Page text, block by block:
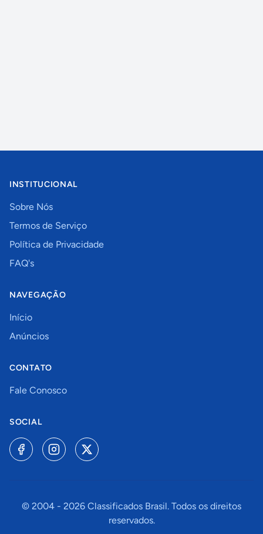
INSTITUCIONAL
Sobre Nós
Termos de Serviço
Política de Privacidade
FAQ's
NAVEGAÇÃO
Início
Anúncios
CONTATO
Fale Conosco
SOCIAL
© 2004 - 2026 Classificados Brasil. Todos os direitos
reservados.